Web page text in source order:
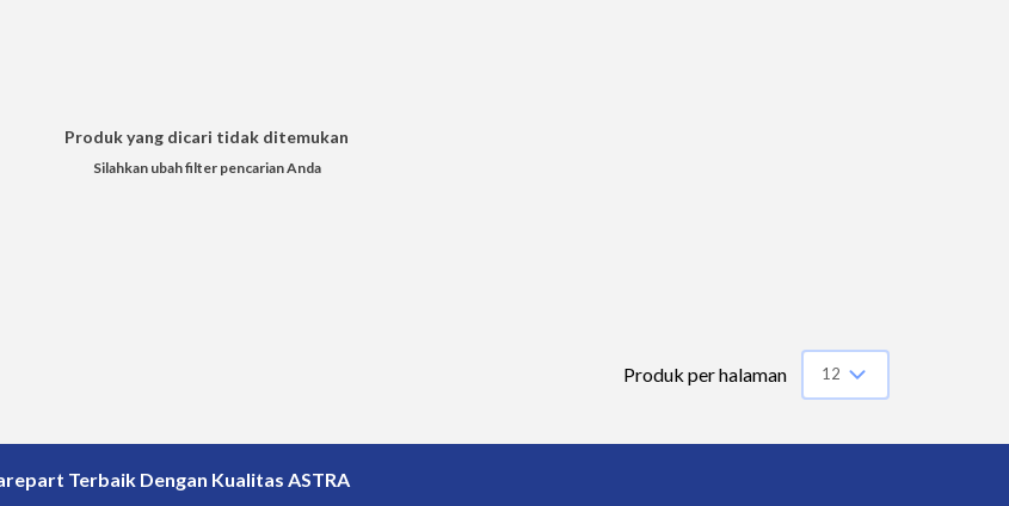
Produk yang dicari tidak ditemukan
Silahkan ubah filter pencarian Anda
Produk per halaman 12
Terbaik Dengan Kualitas ASTRA